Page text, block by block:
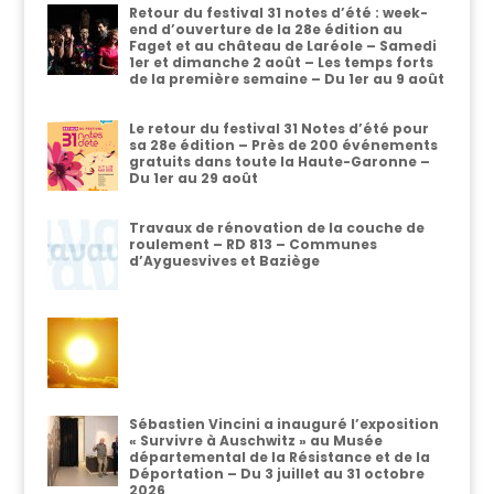
Retour du festival 31 notes d’été : week-
end d’ouverture de la 28e édition au
Faget et au château de Laréole – Samedi
1er et dimanche 2 août – Les temps forts
de la première semaine – Du 1er au 9 août
Le retour du festival 31 Notes d’été pour
sa 28e édition – Près de 200 événements
gratuits dans toute la Haute-Garonne –
Du 1er au 29 août
Travaux de rénovation de la couche de
roulement – RD 813 – Communes
d’Ayguesvives et Baziège
Sébastien Vincini a inauguré l’exposition
« Survivre à Auschwitz » au Musée
départemental de la Résistance et de la
Déportation – Du 3 juillet au 31 octobre
2026